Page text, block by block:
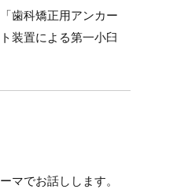
歯科矯正用アンカー
装置による第一小臼
マでお話しします。